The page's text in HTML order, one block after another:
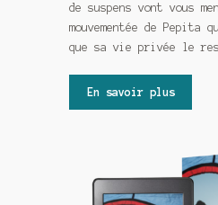
de suspens vont vous
mouvementée de Pepita
que sa vie privée le
En savoir plus